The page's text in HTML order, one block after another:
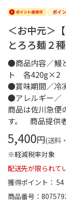
＜お中元＞
とろろ麺２
●商品内容／鰻
ト 各420g×2
●賞味期間／冷
●アレルギー／
商品は佐川急便
す。 商品提供
5,400円(送料
※軽減税率対象
配送先が限られて
獲得ポイント：
商品番号